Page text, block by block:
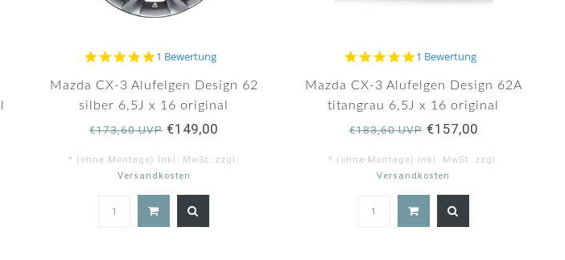
5.0
rating
1 Bewertung
Mazda CX-3 Alufelgen Design 62
silber 6,5J x 16 original
€173,60 UVP€149,00
* (ohne Montage) Inkl. MwSt. zzgl.
Versandkosten
5.0
rating
1 Bewertung
Mazda CX-3 Alufelgen Design 62A
titangrau 6,5J x 16 original
€183,60 UVP€157,00
* (ohne Montage) Inkl. MwSt. zzgl.
Versandkosten